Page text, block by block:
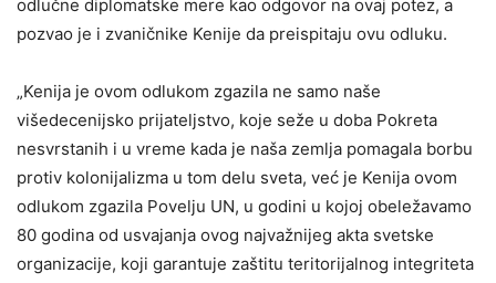
odlučne diplomatske mere kao odgovor na ovaj potez, a
pozvao je i zvaničnike Kenije da preispitaju ovu odluku.
„Kenija je ovom odlukom zgazila ne samo naše
višedecenijsko prijateljstvo, koje seže u doba Pokreta
nesvrstanih i u vreme kada je naša zemlja pomagala borbu
protiv kolonijalizma u tom delu sveta, već je Kenija ovom
odlukom zgazila Povelju UN, u godini u kojoj obeležavamo
80 godina od usvajanja ovog najvažnijeg akta svetske
organizacije, koji garantuje zaštitu teritorijalnog integriteta